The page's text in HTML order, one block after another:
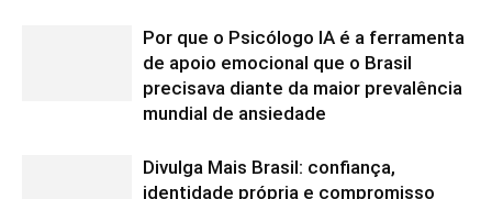
Por que o Psicólogo IA é a ferramenta
de apoio emocional que o Brasil
precisava diante da maior prevalência
mundial de ansiedade
Divulga Mais Brasil: confiança,
identidade própria e compromisso